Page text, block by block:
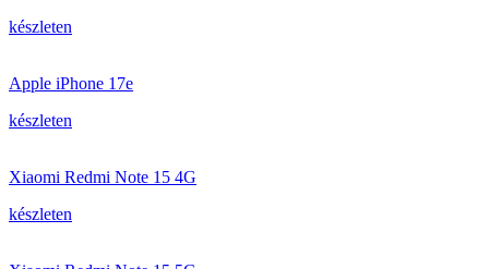
készleten
Apple iPhone 17e
készleten
Xiaomi Redmi Note 15 4G
készleten